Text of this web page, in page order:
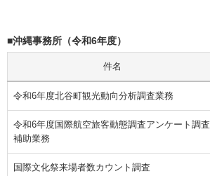
■沖縄事務所（令和6年度）
件名
令和6年度北谷町観光動向分析調査業務
令和6年度国際航空旅客動態調査アンケート調査
補助業務
国際文化祭来場者数カウント調査